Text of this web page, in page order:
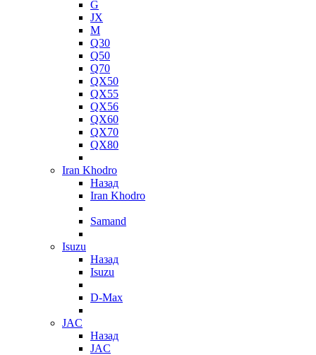
G
JX
M
Q30
Q50
Q70
QX50
QX55
QX56
QX60
QX70
QX80
Iran Khodro
Назад
Iran Khodro
Samand
Isuzu
Назад
Isuzu
D-Max
JAC
Назад
JAC